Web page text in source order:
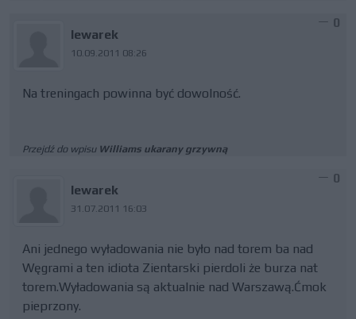
lewarek
10.09.2011 08:26
0
Na treningach powinna być dowolność.
Przejdź do wpisu Williams ukarany grzywną
lewarek
31.07.2011 16:03
0
Ani jednego wyładowania nie było nad torem ba nad
Węgrami a ten idiota Zientarski pierdoli że burza nat
torem.Wyładowania są aktualnie nad Warszawą.Ćmok
pieprzony.